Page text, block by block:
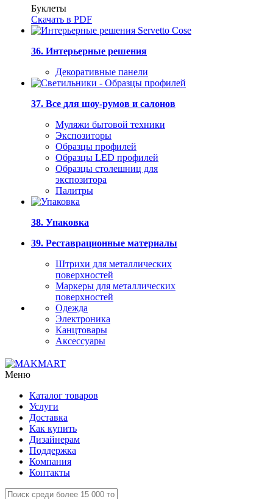
Буклеты
Скачать в PDF
36. Интерьерные решения
Декоративные панели
37. Все для шоу-румов и салонов
Муляжи бытовой техники
Экспозиторы
Образцы профилей
Образцы LED профилей
Образцы столешниц для
экспозитора
Палитры
38. Упаковка
39. Реставрационные материалы
Штрихи для металлических
поверхностей
Маркеры для металлических
поверхностей
Одежда
Электроника
Канцтовары
Аксессуары
Меню
Каталог товаров
Услуги
Доставка
Как купить
Дизайнерам
Поддержка
Компания
Контакты